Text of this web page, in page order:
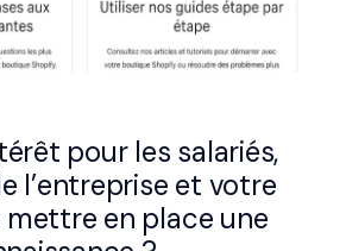
pour les salariés,
l’entreprise et votre
mettre en place une